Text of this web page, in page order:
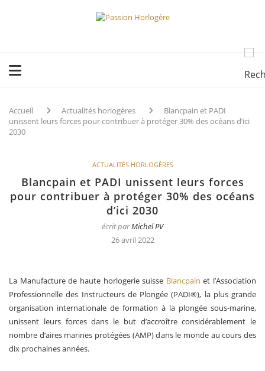
Accueil Actualités horlogères
Blancpain et PADI
unissent leurs forces pour contribuer à protéger 30% des océans d’ici
2030
ACTUALITÉS HORLOGÈRES
Blancpain et PADI unissent leurs forces
pour contribuer à protéger 30% des océans
d’ici 2030
écrit parMichel PV
26 avril 2022
La Manufacture de haute horlogerie suisse Blancpain et l’Association
Professionnelle des Instructeurs de Plongée (PADI®), la plus grande
organisation internationale de formation à la plongée sous-marine,
unissent leurs forces dans le but d’accroître considérablement le
nombre d’aires marines protégées (AMP) dans le monde au cours des
dix prochaines années.